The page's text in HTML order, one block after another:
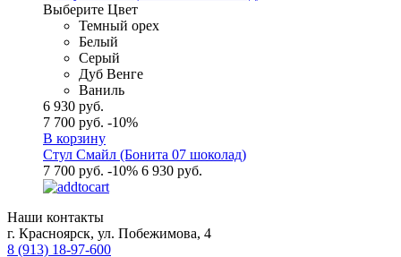
Выберите Цвет
Темный орех
Белый
Серый
Дуб Венге
Ваниль
6 930 руб.
7 700 руб. -10%
В корзину
Стул Смайл (Бонита 07 шоколад)
7 700 руб. -10% 6 930 руб.
Наши контакты
г. Красноярск, ул. Побежимова, 4
8 (913) 18-97-600